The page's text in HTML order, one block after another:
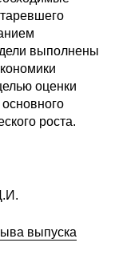
выполнены
оценки
роста.
выпуска